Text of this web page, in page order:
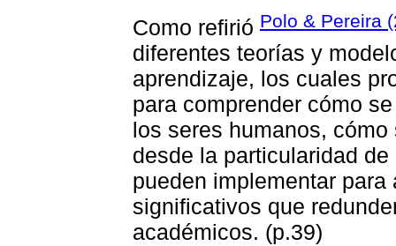
Como refirió Polo & Pereira
diferentes teorías y
aprendizaje, los cuales
para comprender cómo
los seres humanos,
desde la particularidad
pueden implementar
significativos que
académicos. (p.39)